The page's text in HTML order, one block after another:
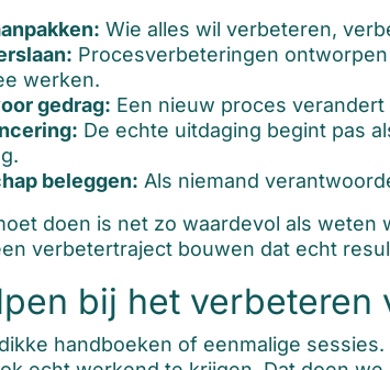
Wie alles wil verbeteren,
Procesverbeteringen
werken.
gedrag: Een nieuw proces
De echte uitdaging begint pas
beleggen: Als niemand
doen is net zo waardevol als
verbetertraject bouwen dat echt
bij het verbeteren
handboeken of eenmalige